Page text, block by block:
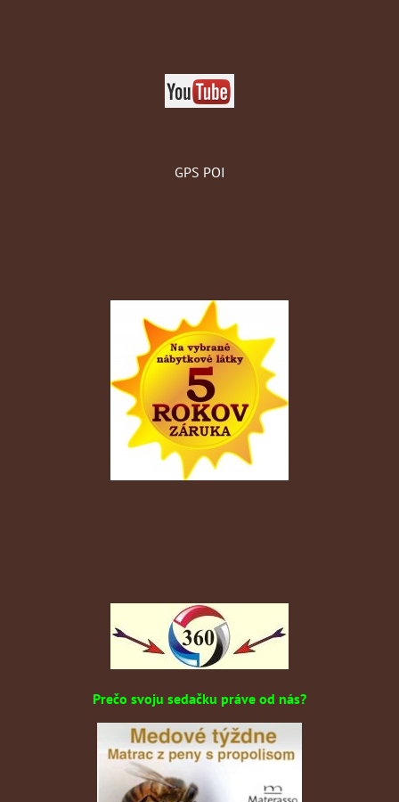
GPS POI
Prečo svoju sedačku práve od nás?